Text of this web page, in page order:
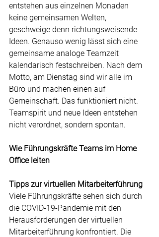
entstehen aus einzelnen Monaden
keine gemeinsamen Welten,
geschweige denn richtungsweisende
Ideen. Genauso wenig lässt sich eine
gemeinsame analoge Teamzeit
kalendarisch festschreiben. Nach dem
Motto, am Dienstag sind wir alle im
Büro und machen einen auf
Gemeinschaft. Das funktioniert nicht.
Teamspirit und neue Ideen entstehen
nicht verordnet, sondern spontan.
Wie Führungskräfte Teams im Home
Office leiten
Tipps zur virtuellen Mitarbeiterführung
Viele Führungskräfte sehen sich durch
die COVID-19-Pandemie mit den
Herausforderungen der virtuellen
Mitarbeiterführung konfrontiert. Die